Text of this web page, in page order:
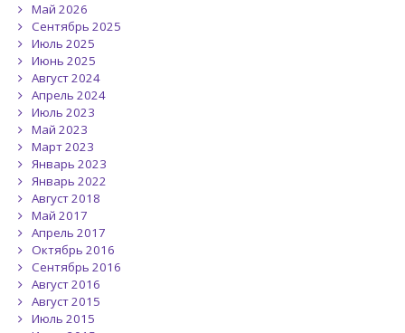
Май 2026
Сентябрь 2025
Июль 2025
Июнь 2025
Август 2024
Апрель 2024
Июль 2023
Май 2023
Март 2023
Январь 2023
Январь 2022
Август 2018
Май 2017
Апрель 2017
Октябрь 2016
Сентябрь 2016
Август 2016
Август 2015
Июль 2015